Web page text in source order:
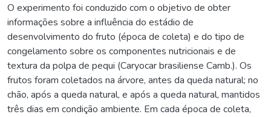
O experimento foi conduzido com o objetivo de obter
informações sobre a influência do estádio de
desenvolvimento do fruto (época de coleta) e do tipo de
congelamento sobre os componentes nutricionais e de
textura da polpa de pequi (Caryocar brasiliense Camb.). Os
frutos foram coletados na árvore, antes da queda natural; no
chão, após a queda natural, e após a queda natural, mantidos
três dias em condição ambiente. Em cada época de coleta,